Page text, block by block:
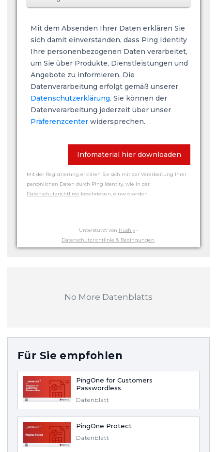
Mit dem Absenden Ihrer Daten erklären Sie
sich damit einverstanden, dass Ping Identity
Ihre personenbezogenen Daten verarbeitet,
um Sie über Produkte, Dienstleistungen und
Angebote zu informieren. Die
Datenverarbeitung erfolgt gemäß unserer
Datenschutzerklärung. Sie können der
Datenverarbeitung jederzeit über unser
Präferenzcenter widersprechen.
Infomaterial hier downloaden
Mit der Registrierung erklären Sie sich mit der Verarbeitung Ihrer
persönlichen Daten durch Ping Identity, wie in der
Datenschutzrichtlinie beschrieben, einverstanden.
Unterstützt von Hushly-
Datenschutzrichtlinie & Bedingungen.
No More Datenblatts
Für Sie empfohlen
PingOne for Customers
Passwordless
Datenblatt
PingOne Protect
Datenblatt